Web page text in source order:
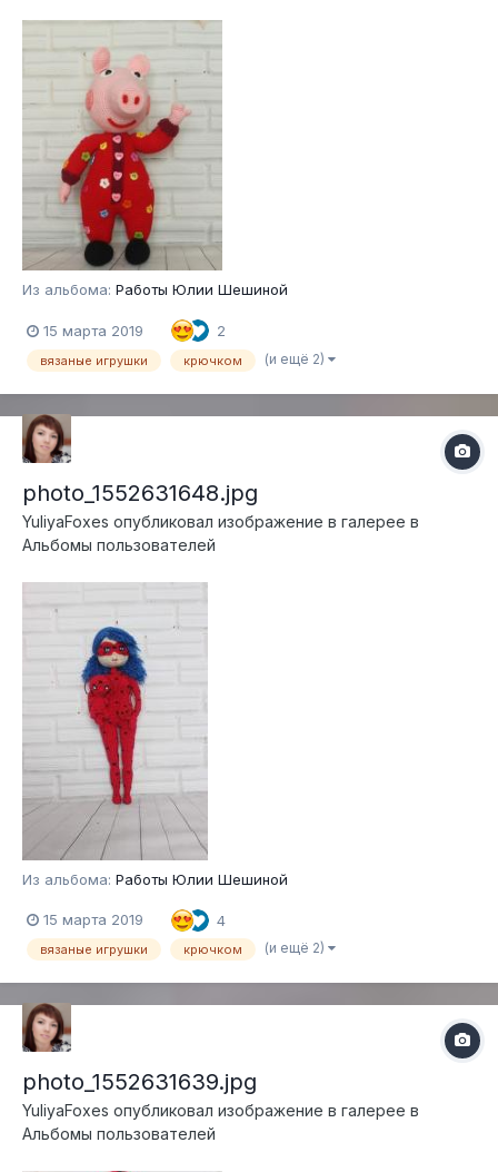
Из альбома: Работы Юлии Шешиной
15 марта 2019 2
вязаные игрушки крючком (и ещё 2)
photo_1552631648.jpg
YuliyaFoxes опубликовал изображение в галерее в
Альбомы пользователей
Из альбома: Работы Юлии Шешиной
15 марта 2019 4
вязаные игрушки крючком (и ещё 2)
photo_1552631639.jpg
YuliyaFoxes опубликовал изображение в галерее в
Альбомы пользователей